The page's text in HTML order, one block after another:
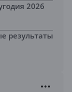
2026
результаты